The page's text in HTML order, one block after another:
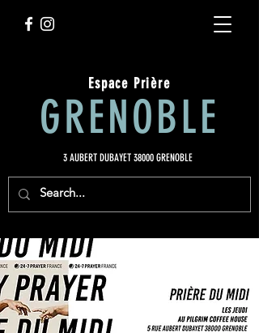
Espace Prière
GRENOBLE
3 AUBERT DUBAYET 38000 GRENOBLE